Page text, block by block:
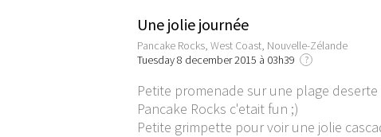
Une jolie journée
Pancake Rocks, West Coast, Nouvelle-Zélande
Tuesday 8 december 2015 à 03h39
?
Petite promenade sur une plage
Pancake Rocks c'etait fun ;)
Petite grimpette pour voir une jolie